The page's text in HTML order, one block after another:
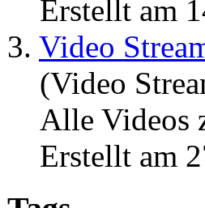
Erstellt am
3. Video
(Video
Alle Videos
Erstellt am